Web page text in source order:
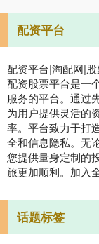
配资平台
配资平台|淘配网|
配资股票平台是一
服务的平台。通过
为用户提供灵活的
率。平台致力于打
全和信息隐私。无
您提供量身定制的
旅更加顺利。加入
话题标签